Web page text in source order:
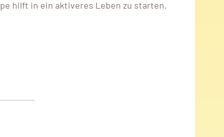
hilft in ein aktiveres Leben zu starten.